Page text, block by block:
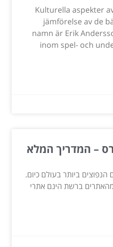
Kulturella aspekter
jämförelse av de
namn är Erik
inom spel- och
– המדריך המלא
ביותר בעולם כיום.
אומרים שכ-30%-35% מהאתרים ברשת הינם אתרי